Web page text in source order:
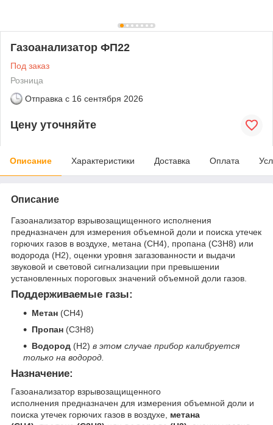
Газоанализатор ФП22
Под заказ
Розница
Отправка с 16 сентября 2026
Цену уточняйте
Описание Характеристики Доставка Оплата
Описание
Газоанализатор взрывозащищенного исполнения
предназначен для измерения объемной доли и поиска утечек
горючих газов в воздухе, метана (СН4), пропана (С3Н8) или
водорода (Н2), оценки уровня загазованности и выдачи
звуковой и световой сигнализации при превышении
установленных пороговых значений объемной доли газов.
Поддерживаемые газы:
Метан (CH4)
Пропан (C3H8)
Водород (H2) в этом случае прибор калибруется
только на водород.
Назначение:
Газоанализатор взрывозащищенного
исполнения предназначен для измерения объемной доли и
поиска утечек горючих газов в воздухе, метана